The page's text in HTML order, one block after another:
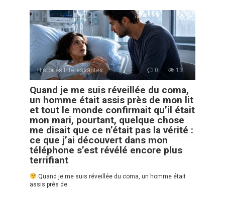
Histoires Intéressantes 0 13
Quand je me suis réveillée du coma,
un homme était assis près de mon lit
et tout le monde confirmait qu’il était
mon mari, pourtant, quelque chose
me disait que ce n’était pas la vérité :
ce que j’ai découvert dans mon
téléphone s’est révélé encore plus
terrifiant
Quand je me suis réveillée du coma, un homme était
assis près de